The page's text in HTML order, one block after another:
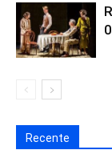
Recente